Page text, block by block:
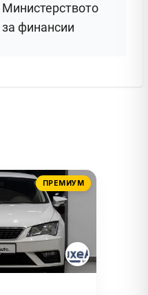
Министерството
за финансии
ПРЕМИУМ